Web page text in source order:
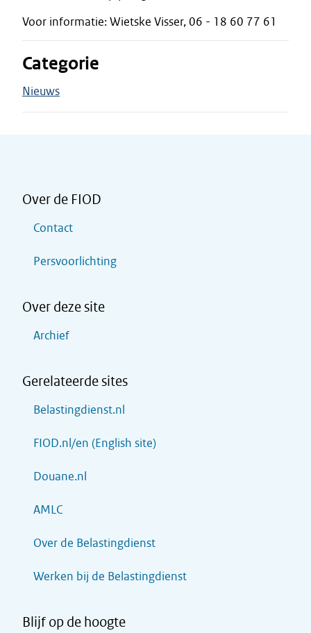
Voor informatie: Wietske Visser, 06 - 18 60 77 61
Categorie
Nieuws
Over de FIOD
Contact
Persvoorlichting
Over deze site
Archief
Gerelateerde sites
Belastingdienst.nl
FIOD.nl/en (English site)
Douane.nl
AMLC
Over de Belastingdienst
Werken bij de Belastingdienst
Blijf op de hoogte